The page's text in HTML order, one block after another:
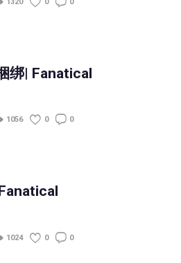
绑| Fanatical
1056 0 0
1024 0 0